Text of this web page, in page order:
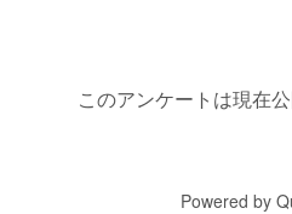
このアンケートは現在
Powered by